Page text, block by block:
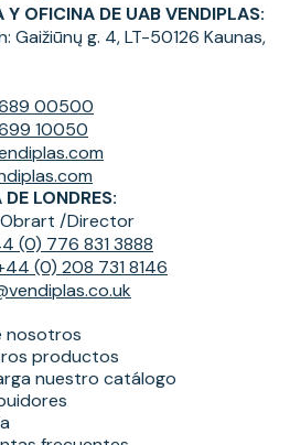
Y OFICINA DE UAB VENDIPLAS:
Gaižiūnų g. 4, LT-50126 Kaunas,
00500
10050
LONDRES:
/Director
(0) 776 831 3888
(0) 208 731 8146
nosotros
productos
nuestro catálogo